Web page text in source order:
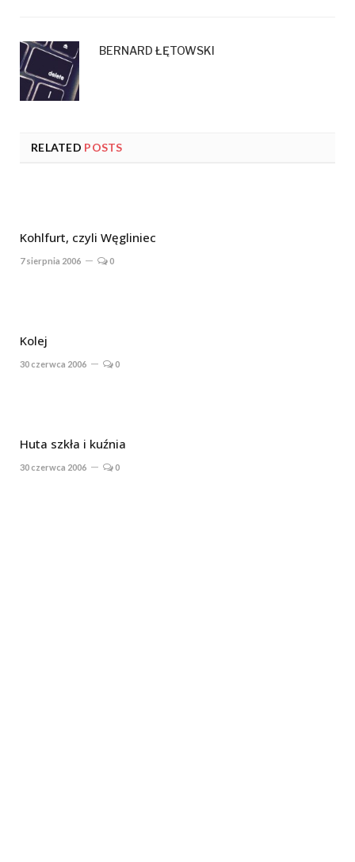
BERNARD ŁĘTOWSKI
RELATED POSTS
Kohlfurt, czyli Węgliniec
7 sierpnia 2006 0
Kolej
30 czerwca 2006 0
Huta szkła i kuźnia
30 czerwca 2006 0